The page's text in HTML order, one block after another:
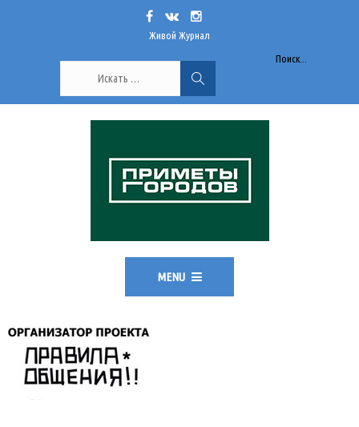
Живой Журнал
Поиск...
MENU